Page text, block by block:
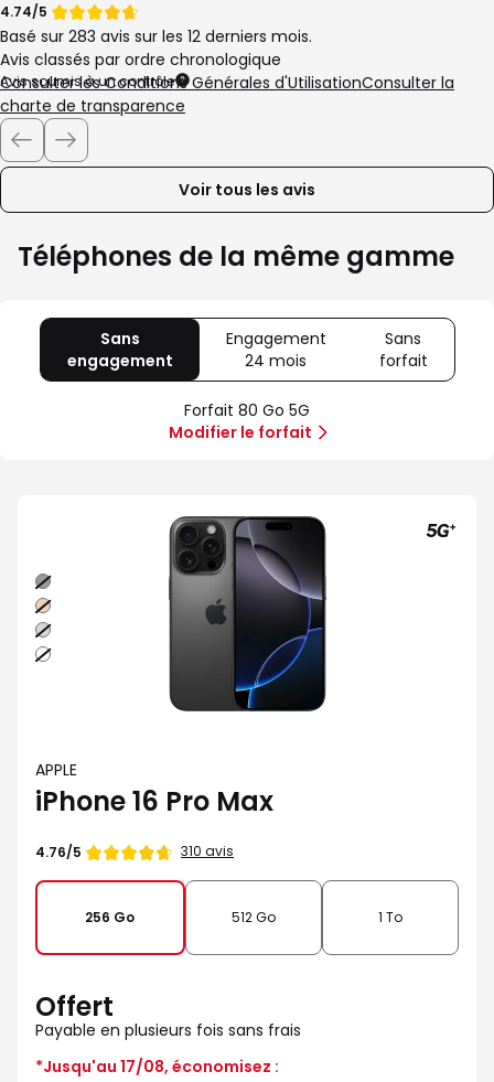
Note
de
Note
de
4.74/5
Basé sur 283 avis sur les 12 derniers mois.
Avis classés par ordre chronologique
Avis soumis à un contrôle
Consulter les Conditions Générales d'UtilisationConsulter la
charte de transparence
Voir tous les avis
Téléphones de la même gamme
Sans
engagement
80
Go
5G
Engagement
24 mois
Offre
spéciale
Illimité
Sans
forfait
Sans
Forfait 80 Go 5G
Modifier le forfait
Noir
Sable
Naturel
Blanc
APPLE
iPhone 16 Pro Max
Note
4.76/5 310 avis
256 Go 512 Go 1 To
Offert
Payable en plusieurs fois sans frais
*Jusqu'au 17/08, économisez :